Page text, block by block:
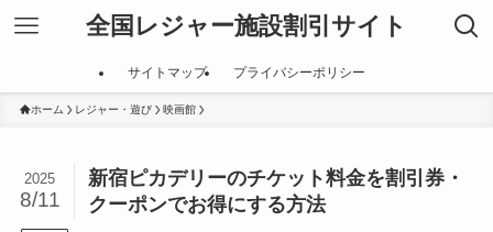
全国レジャー施設割引サイト
サイトマップ プライバシーポリシー
ホーム レジャー・遊び 映画館
新宿ピカデリーのチケット料金を割引券・
クーポンでお得にする方法
2025
8/11